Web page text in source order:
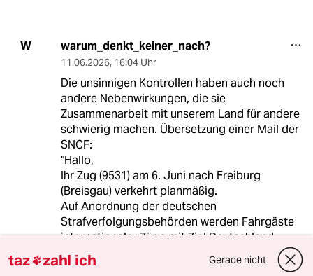
W warum_denkt_keiner_nach?
11.06.2026, 16:04 Uhr
Die unsinnigen Kontrollen haben auch noch
andere Nebenwirkungen, die sie
Zusammenarbeit mit unserem Land für andere
schwierig machen. Übersetzung einer Mail der
SNCF:
"Hallo,
Ihr Zug (9531) am 6. Juni nach Freiburg
(Breisgau) verkehrt planmäßig.
Auf Anordnung der deutschen
Strafverfolgungsbehörden werden Fahrgäste
internationaler Züge mit Ziel Deutschland
jedoch an der Grenze Sicherheitskontrollen
unterzogen. Diese Kontrollen – die unter
taz zahl ich Gerade nicht